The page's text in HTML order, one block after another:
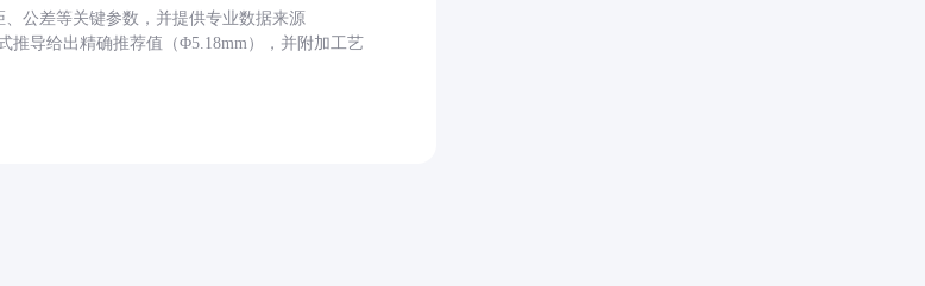
公差等关键参数，并提供专业数据来源
推导给出精确推荐值（Φ5.18mm），并附加工艺